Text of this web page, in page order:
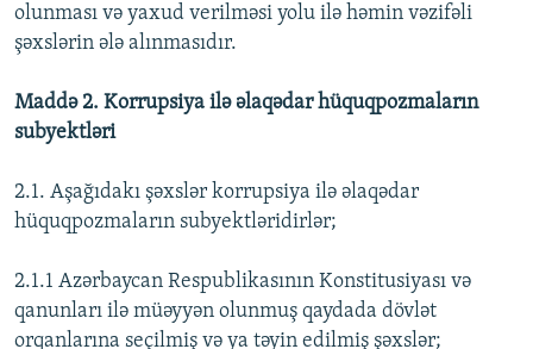
olunması və yaxud verilməsi yolu ilə həmin vəzifəli
şəxslərin ələ alınmasıdır.
Maddə 2. Korrupsiya ilə əlaqədar hüquqpozmaların
subyektləri
2.1. Aşağıdakı şəxslər korrupsiya ilə əlaqədar
hüquqpozmaların subyektləridirlər;
2.1.1 Azərbaycan Respublikasının Konstitusiyası və
qanunları ilə müəyyən olunmuş qaydada dövlət
orqanlarına seçilmiş və ya təyin edilmiş şəxslər;